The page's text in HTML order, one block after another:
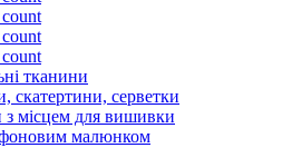
тканини
скатертини, серветки
місцем для вишивки
малюнком